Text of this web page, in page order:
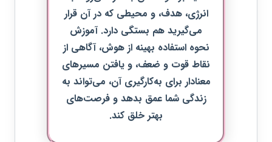
انرژی، هدف، و محیطی که در آن قرار
می‌گیرید هم بستگی دارد. آموزش
نحوه استفاده بهینه از هوش، آگاهی از
نقاط قوت و ضعف، و یافتن مسیرهای
معنادار برای به‌کارگیری آن، می‌تواند به
زندگی شما عمق بدهد و فرصت‌های
بهتر خلق کند.